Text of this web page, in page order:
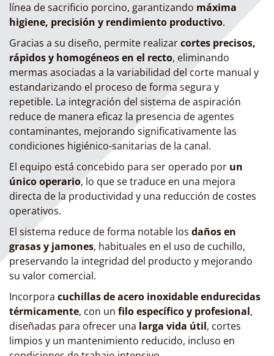
línea de sacrificio porcino, garantizando máxima
higiene, precisión y rendimiento productivo.
Gracias a su diseño, permite realizarcortes precisos,
rápidos y homogéneos en el recto, eliminando
mermas asociadas a la variabilidad del corte manual y
estandarizando el proceso de forma segura y
repetible. La integración del sistema de aspiración
reduce de manera eficaz la presencia de agentes
contaminantes, mejorando significativamente las
condiciones higiénico-sanitarias de la canal.
El equipo está concebido para ser operado por un
único operario, lo que se traduce en una mejora
directa de la productividad y una reducción de costes
operativos.
El sistema reduce de forma notable los daños en
grasas y jamones, habituales en el uso de cuchillo,
preservando la integridad del producto y mejorando
su valor comercial.
Incorpora cuchillas de acero inoxidable endurecidas
térmicamente, con un filo específico y profesional,
diseñadas para ofrecer una larga vida útil, cortes
limpios y un mantenimiento reducido, incluso en